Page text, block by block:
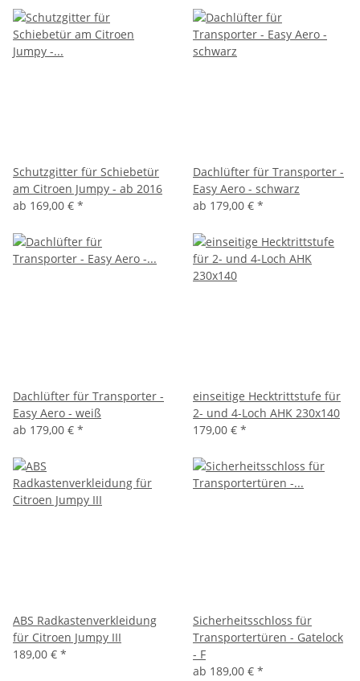
Schutzgitter für Schiebetür
am Citroen Jumpy - ab 2016
ab 169,00 € *
Dachlüfter für Transporter -
Easy Aero - schwarz
ab 179,00 € *
Dachlüfter für Transporter -
Easy Aero - weiß
ab 179,00 € *
einseitige Hecktrittstufe für
2- und 4-Loch AHK 230x140
179,00 € *
ABS Radkastenverkleidung
für Citroen Jumpy III
189,00 € *
Sicherheitsschloss für
Transportertüren - Gatelock
- F
ab 189,00 € *